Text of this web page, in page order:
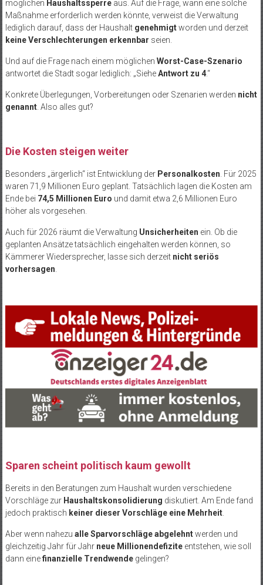
möglichen Haushaltssperreaus. Auf die Frage, wann eine solche
Maßnahme erforderlich werden könnte, verweist die Verwaltung
lediglich darauf, dass der Haushalt genehmigtworden und derzeit
keine Verschlechterungen erkennbar seien.
Und auf die Frage nach einem möglichen Worst-Case-Szenario
antwortet die Stadt sogar lediglich: „SieheAntwort zu 4.“
Konkrete Überlegungen, Vorbereitungen oder Szenarien werden nicht
genannt. Also alles gut?
Die Kosten steigen weiter
Besonders „ärgerlich“ ist Entwicklung der Personalkosten. Für 2025
waren 71,9 Millionen Euro geplant. Tatsächlich lagen die Kosten am
Ende bei 74,5 Millionen Euro und damit etwa 2,6 Millionen Euro
höher als vorgesehen.
Auch für 2026 räumt die Verwaltung Unsicherheiten ein. Ob die
geplanten Ansätze tatsächlich eingehalten werden können, so
Kämmerer Wiedersprecher, lasse sich derzeit nicht seriös
vorhersagen.
Sparen scheint politisch kaum gewollt
Bereits in den Beratungen zum Haushalt wurden verschiedene
Vorschläge zur Haushaltskonsolidierung diskutiert. Am Ende fand
jedoch praktisch keiner dieser Vorschläge eine Mehrheit.
Aber wenn nahezu alle Sparvorschläge abgelehntwerden und
gleichzeitig Jahr für Jahr neue Millionendefiziteentstehen, wie soll
dann einefinanzielle Trendwendegelingen?